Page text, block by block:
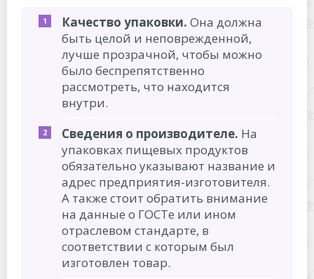
Качество упаковки. Она должна
быть целой и неповрежденной,
лучше прозрачной, чтобы можно
было беспрепятственно
рассмотреть, что находится
внутри.
Сведения о производителе. На
упаковках пищевых продуктов
обязательно указывают название и
адрес предприятия-изготовителя.
А также стоит обратить внимание
на данные о ГОСТе или ином
отраслевом стандарте, в
соответствии с которым был
изготовлен товар.